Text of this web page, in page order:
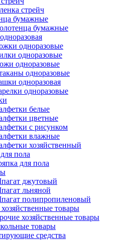
стрейч
бумажные
бумажные
одноразовые
одноразовые
одноразовые
одноразовые
одноразовая
одноразовые
белые
цветные
с рисунком
влажные
хозяйственный
пола
для пола
джутовый
льняной
полипропиленовый
товары
хозяйственные товары
товары
средства